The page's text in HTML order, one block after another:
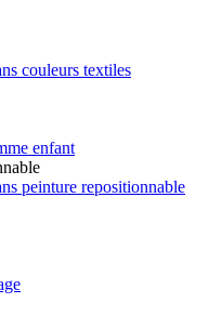
couleurs textiles
enfant
peinture repositionnable